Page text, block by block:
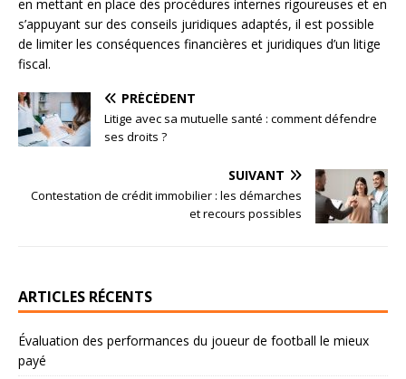
en mettant en place des procédures internes rigoureuses et en
s’appuyant sur des conseils juridiques adaptés, il est possible
de limiter les conséquences financières et juridiques d’un litige
fiscal.
PRÉCÉDENT
Litige avec sa mutuelle santé : comment défendre
ses droits ?
SUIVANT
Contestation de crédit immobilier : les démarches
et recours possibles
ARTICLES RÉCENTS
Évaluation des performances du joueur de football le mieux
payé